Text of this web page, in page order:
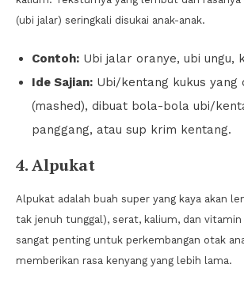
(ubi jalar) seringkali disukai anak-anak.
Contoh: Ubi jalar oranye, ubi ungu,
Ide Sajian: Ubi/kentang kukus yang
(mashed), dibuat bola-bola ubi/
panggang, atau sup krim kentang.
4. Alpukat
Alpukat adalah buah super yang kaya akan
tak jenuh tunggal), serat, kalium, dan
sangat penting untuk perkembangan otak
memberikan rasa kenyang yang lebih lama.